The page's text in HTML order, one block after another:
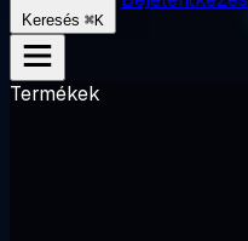
Keresés ⌘K
Termékek